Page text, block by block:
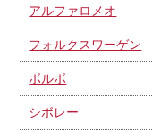
アルファロメオ
フォルクスワーゲン
ボルボ
シボレー